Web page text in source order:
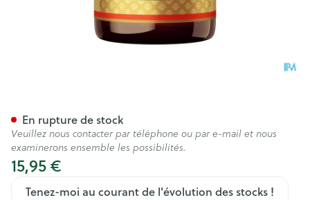
15,95 €
Tenez-moi au courant de l'évolution des stocks !
En rupture de stock
Veuillez nous contacter par téléphone ou par e-mail et nous
examinerons ensemble les possibilités.